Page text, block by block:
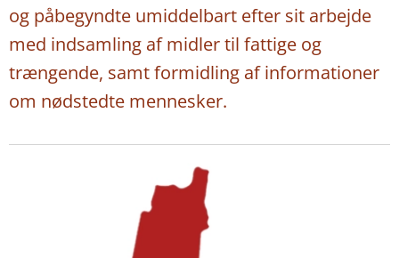
og påbegyndte umiddelbart efter sit arbejde
med indsamling af midler til fattige og
trængende, samt formidling af informationer
om nødstedte mennesker.